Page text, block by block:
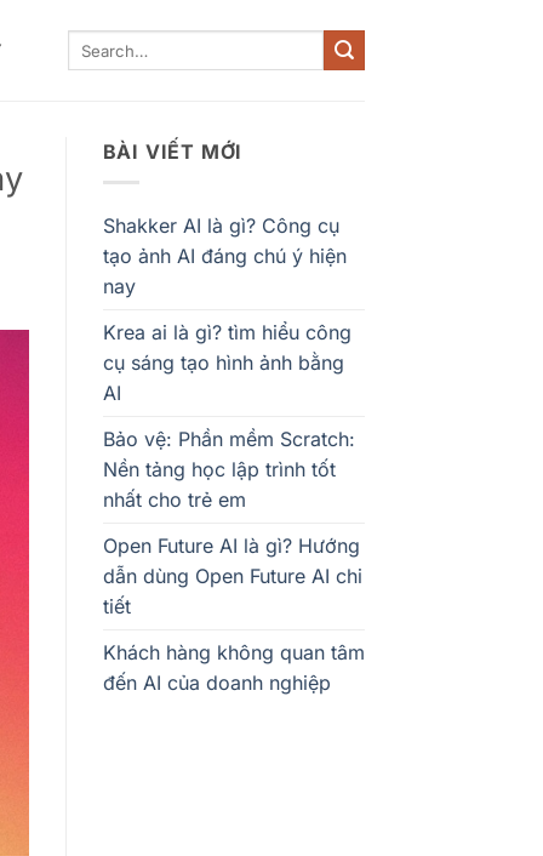
BÀI VIẾT MỚI
Shakker AI là gì? Công cụ
tạo ảnh AI đáng chú ý hiện
nay
Krea ai là gì? tìm hiểu công
cụ sáng tạo hình ảnh bằng
AI
Bảo vệ: Phần mềm Scratch:
Nền tảng học lập trình tốt
nhất cho trẻ em
Open Future AI là gì? Hướng
dẫn dùng Open Future AI chi
tiết
Khách hàng không quan tâm
đến AI của doanh nghiệp